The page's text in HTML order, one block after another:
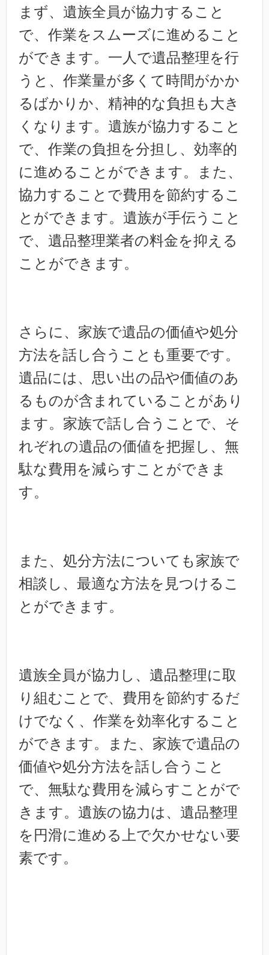
まず、遺族全員が協力すること
で、作業をスムーズに進めること
ができます。一人で遺品整理を行
うと、作業量が多くて時間がかか
るばかりか、精神的な負担も大き
くなります。遺族が協力すること
で、作業の負担を分担し、効率的
に進めることができます。また、
協力することで費用を節約するこ
とができます。遺族が手伝うこと
で、遺品整理業者の料金を抑える
ことができます。
さらに、家族で遺品の価値や処分
方法を話し合うことも重要です。
遺品には、思い出の品や価値のあ
るものが含まれていることがあり
ます。家族で話し合うことで、そ
れぞれの遺品の価値を把握し、無
駄な費用を減らすことができま
す。
また、処分方法についても家族で
相談し、最適な方法を見つけるこ
とができます。
遺族全員が協力し、遺品整理に取
り組むことで、費用を節約するだ
けでなく、作業を効率化すること
ができます。また、家族で遺品の
価値や処分方法を話し合うこと
で、無駄な費用を減らすことがで
きます。遺族の協力は、遺品整理
を円滑に進める上で欠かせない要
素です。